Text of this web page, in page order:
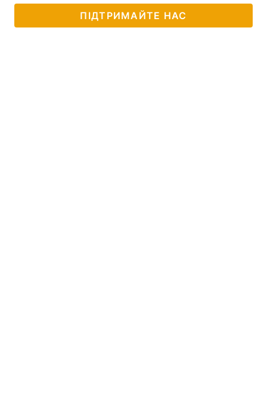
ПІДТРИМАЙТЕ НАС